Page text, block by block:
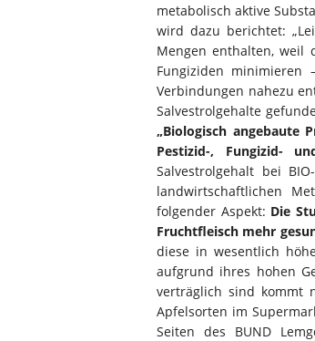
metabolisch aktive
wird dazu berichtet:
Mengen enthalten, weil
Fungiziden
Verbindungen nahezu
Salvestrolgehalte
„Biologisch angebaute
Pestizid-, Fungizid-
Salvestrolgehalt bei
landwirtschaftlichen
folgender Aspekt: Die
Fruchtfleisch mehr
diese in wesentlich
aufgrund ihres hohen
verträglich sind kommt
Apfelsorten im
Seiten des BUND